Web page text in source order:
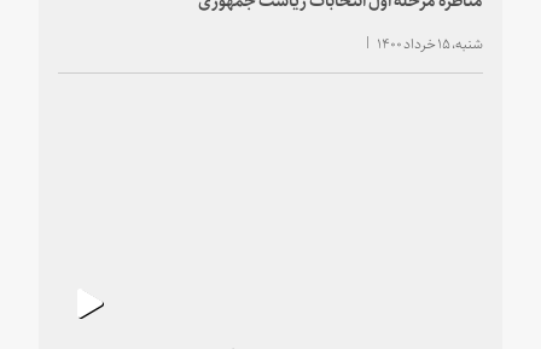
شنبه، ۱۵ خرداد ۱۴۰۰